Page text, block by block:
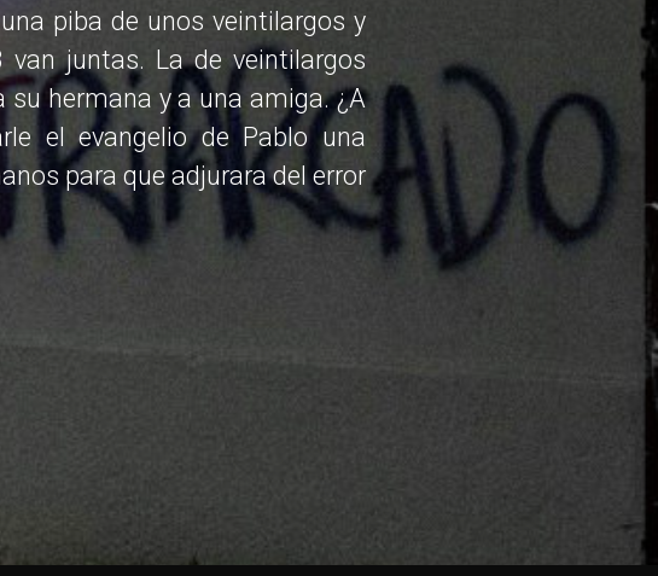
piba de unos veintilargos y
juntas. La de veintilargos
hermana y a una amiga. ¿A
el evangelio de Pablo una
para que adjurara del error